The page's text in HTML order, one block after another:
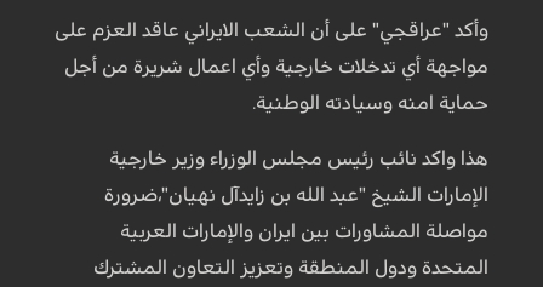
وأکد "عراقجي" على أن الشعب الايراني عاقد العزم على
مواجهة أي تدخلات خارجية وأي اعمال شريرة من أجل
حماية امنه وسيادته الوطنیة.
هذا واكد نائب رئيس مجلس الوزراء وزير خارجية
الإمارات الشيخ "عبد الله بن زايدآل نهيان"،ضرورة
مواصلة المشاورات بین ایران والإمارات العربية
المتحدة ودول المنطقة وتعزيز التعاون المشترك